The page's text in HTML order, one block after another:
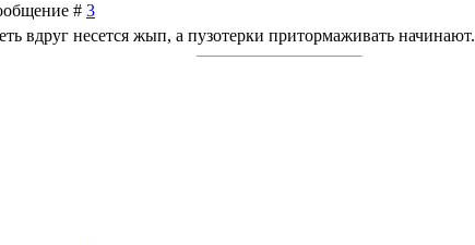
# 3
вдруг несется жып, а пузотерки притормаживать начинают.